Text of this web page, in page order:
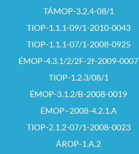
TÁMOP-3.2.4-08/1
TIOP-1.1.1-09/1-2010-0043
TIOP-1.1.1-07/1-2008-0925
ÉMOP-4.3.1/2/2F-2f-2009-0007
TIOP-1.2.3/08/1
ÉMOP-3.1.2/B-2008-0019
ÉMOP–2008-4.2.1.A
TIOP-2.1.2-07/1-2008-0023
ÁROP-1.A.2